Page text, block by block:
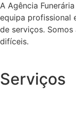
A Agência
equipa profissional
de serviços.
difíceis.
Serviços